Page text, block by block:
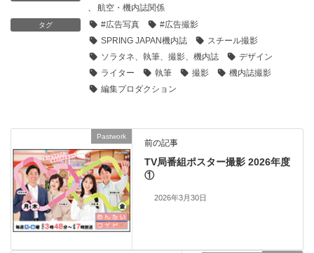
航空・機内誌関係
タグ #広告写真
#広告撮影
SPRING JAPAN機内誌
スチール撮影
ソラタネ、執筆、撮影、機内誌
デザイン
ライター
執筆 撮影
機内誌撮影
編集プロダクション
Pastwork
前の記事
TV局番組ポスター撮影 2026年度
①
2026年3月30日